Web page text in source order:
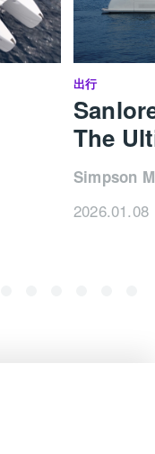
出行
The
Simpson
2026.01.08